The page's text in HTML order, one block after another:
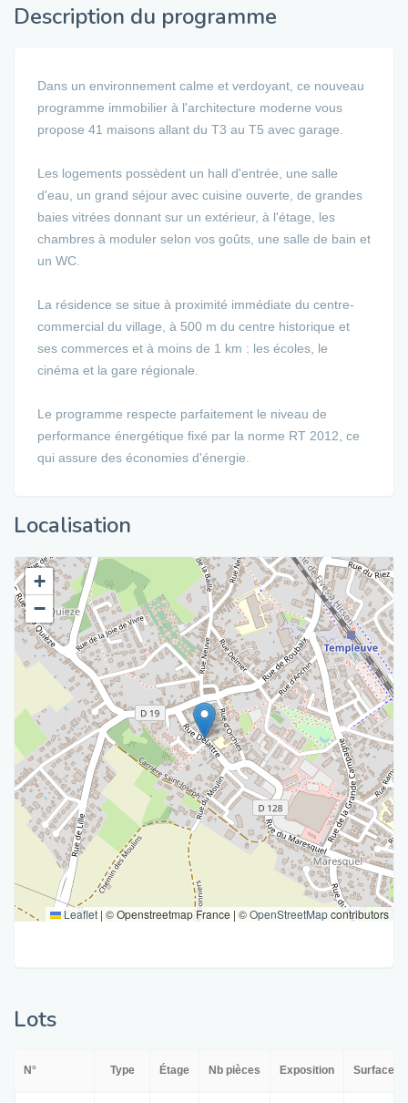
Description du programme
Dans un environnement calme et verdoyant, ce nouveau
programme immobilier à l'architecture moderne vous
propose 41 maisons allant du T3 au T5 avec garage.
Les logements possèdent un hall d'entrée, une salle
d'eau, un grand séjour avec cuisine ouverte, de grandes
baies vitrées donnant sur un extérieur, à l'étage, les
chambres à moduler selon vos goûts, une salle de bain et
un WC.
La résidence se situe à proximité immédiate du centre-
commercial du village, à 500 m du centre historique et
ses commerces et à moins de 1 km : les écoles, le
cinéma et la gare régionale.
Le programme respecte parfaitement le niveau de
performance énergétique fixé par la norme RT 2012, ce
qui assure des économies d'énergie.
Localisation
+
−
Leaflet | © Openstreetmap France | ©OpenStreetMapcontributors
Lots
N° Type Étage Nb pièces Exposition Surface